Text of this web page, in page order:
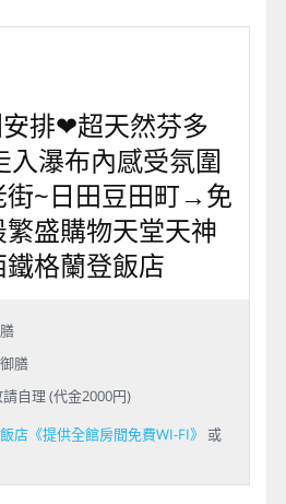
排❤超天然芬多
入瀑布內感受氛圍
~日田豆田町→免
盛購物天堂天神
格蘭登飯店
膳
自理 (代金2000円)
店《提供全館房間免費WI-FI》
或